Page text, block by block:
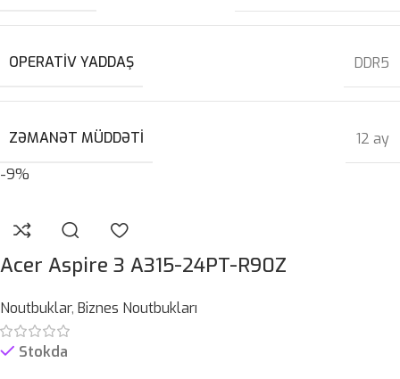
OPERATIV YADDAŞ DDR5
ZƏMANƏT MÜDDƏTI
12 ay
-9%
Acer Aspire 3 A315-24PT-R90Z
Noutbuklar, Biznes Noutbukları
Stokda